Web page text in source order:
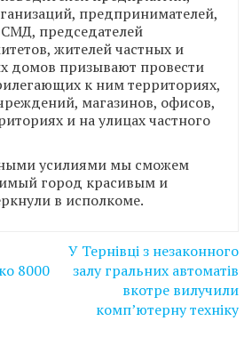
предпринимателей,
председателей
жителей частных и
домов призывают провести
к ним территориях,
магазинов, офисов,
и на улицах частного
усилиями мы сможем
город красивым и
в исполкоме.
8000
У Тернівці з незаконного
залу гральних автоматів
вкотре вилучили
комп’ютерну техніку